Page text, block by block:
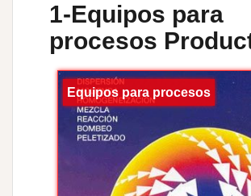
1-Equipos para
procesos
Equipos para procesos